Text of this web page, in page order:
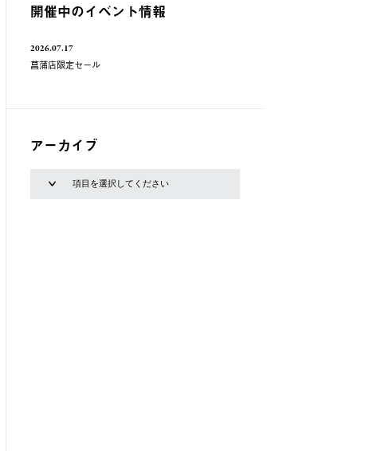
開催中のイベント情報
2026.07.17
菖蒲店限定セール
アーカイブ